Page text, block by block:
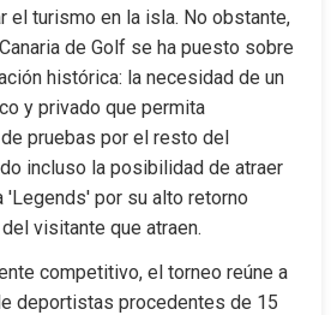
el turismo en la isla. No obstante,
de Golf se ha puesto sobre
histórica: la necesidad de un
y privado que permita
pruebas por el resto del
incluso la posibilidad de atraer
por su alto retorno
visitante que atraen.
competitivo, el torneo reúne a
deportistas procedentes de 15